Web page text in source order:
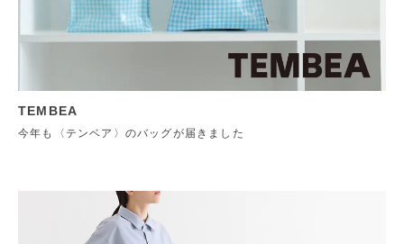
TEMBEA
今年も〈テンベア〉のバッグが届きました